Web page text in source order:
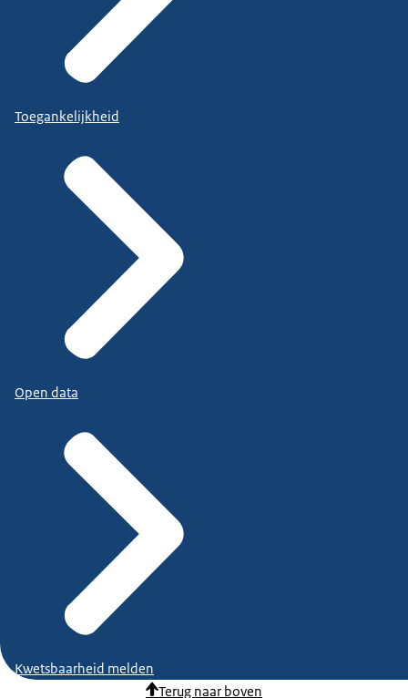
Toegankelijkheid
Open data
Kwetsbaarheid melden
Terug naar boven